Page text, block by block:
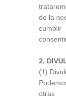
de la
2.
(1)
otras